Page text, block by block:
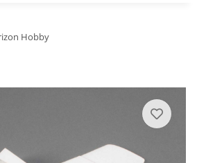
Hobby